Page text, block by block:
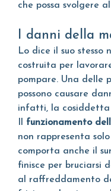
che possa svolgere
I danni della
Lo dice il suo stesso
costruita per
pompare. Una delle
possono causare
infatti, la cosiddetta
Il funzionamento
non rappresenta
comporta anche il
finisce per bruciarsi
al raffreddamento